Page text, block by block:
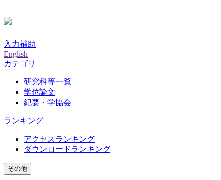
入力補助
English
カテゴリ
研究科等一覧
学位論文
紀要・学協会
ランキング
アクセスランキング
ダウンロードランキング
その他